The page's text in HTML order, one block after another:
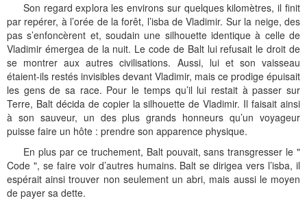
Son regard explora les environs sur quelques kilomètres, il finit
par repérer, à l’orée de la forêt, l’isba de Vladimir. Sur la neige, des
pas s’enfoncèrent et, soudain une silhouette identique à celle de
Vladimir émergea de la nuit. Le code de Balt lui refusait le droit de
se montrer aux autres civilisations. Aussi, lui et son vaisseau
étaient-ils restés invisibles devant Vladimir, mais ce prodige épuisait
les gens de sa race. Pour le temps qu’il lui restait à passer sur
Terre, Balt décida de copier la silhouette de Vladimir. Il faisait ainsi
à son sauveur, un des plus grands honneurs qu’un voyageur
puisse faire un hôte : prendre son apparence physique.
En plus par ce truchement, Balt pouvait, sans transgresser le "
Code ", se faire voir d’autres humains. Balt se dirigea vers l’isba, il
espérait ainsi trouver non seulement un abri, mais aussi le moyen
de payer sa dette.